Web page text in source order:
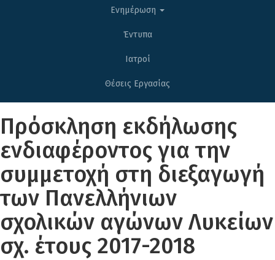
Ενημέρωση
Έντυπα
Ιατροί
Θέσεις Εργασίας
Πρόσκληση εκδήλωσης
ενδιαφέροντος για την
συμμετοχή στη διεξαγωγή
των Πανελλήνιων
σχολικών αγώνων Λυκείων
σχ. έτους 2017-2018